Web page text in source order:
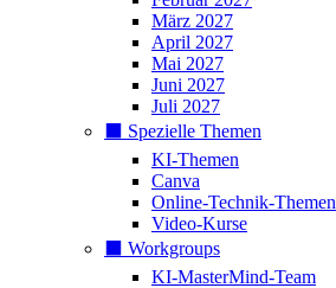
März 2027
April 2027
Mai 2027
Juni 2027
Juli 2027
⬛️ Spezielle Themen
KI-Themen
Canva
Online-Technik-Themen
Video-Kurse
⬛️ Workgroups
KI-MasterMind-Team